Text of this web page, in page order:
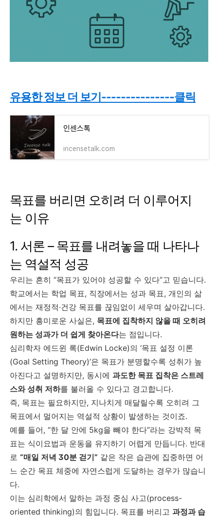
유용한 정보 더 보기---------------클릭
인센스톡
incensetalk.com
목표를 버리면 오히려 더 이루어지
는 이유
1. 서론 – 목표를 내려놓을 때 나타나
는 역설적 성공
우리는 흔히 “목표가 있어야 성공할 수 있다”고 믿습니다.
학교에서는 학업 목표, 직장에서는 성과 목표, 개인의 삶
에서는 재정적·건강 목표를 끊임없이 세우며 살아갑니다.
하지만 흥미로운 사실은, 목표에 집착하지 않을 때 오히려
원하는 성과가 더 쉽게 찾아온다는 점입니다.
심리학자 에드윈 록(Edwin Locke)의 ‘목표 설정 이론
(Goal Setting Theory)’은 목표가 분명할수록 성취가 높
아진다고 설명하지만, 동시에 과도한 목표 집착은 스트레
스와 성취 저하를 불러올 수 있다고 경고합니다.
즉, 목표는 필요하지만, 지나치게 매달릴수록 오히려 그
목표에서 멀어지는 역설적 상황이 발생하는 것이죠.
예를 들어, “한 달 안에 5kg을 빼야 한다”라는 강박적 목
표는 식이요법과 운동을 유지하기 어렵게 만듭니다. 반대
로 “매일 저녁 30분 걷기” 같은 작은 습관에 집중하면 어
느 순간 목표 체중에 자연스럽게 도달하는 경우가 많습니
다.
이는 심리학에서 말하는 과정 중심 사고(process-
oriented thinking)의 힘입니다. 목표를 버리고 과정과 습